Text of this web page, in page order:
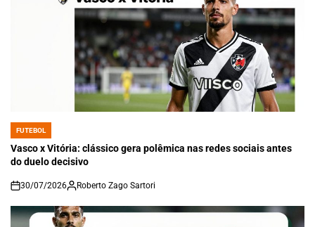
POSTED
IN
FUTEBOL
Vasco x Vitória: clássico gera polêmica nas redes sociais antes
do duelo decisivo
on
30/07/2026 Roberto Zago Sartori